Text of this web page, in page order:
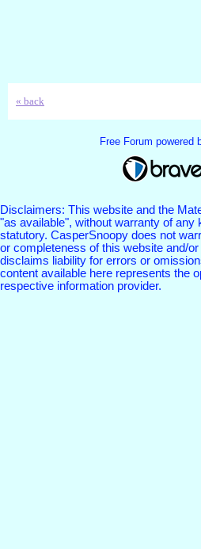
« back
Free Forum powered
Disclaimers: This website and the
"as available", without warranty of any
statutory. CasperSnoopy does not
or completeness of this website and/
disclaims liability for errors or
content available here represents the
respective information provider.